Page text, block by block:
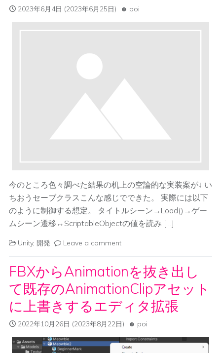
2023年6月4日 (2023年6月25日) poi
今のところ色々調べた結果の机上の空論的な実装案が↓ い
ちおうセーブクラスこんな感じでできた。 実際には以下
のように制御する想定。 タイトルシーン→Load()→ゲー
ムシーン遷移↔ScriptableObjectの値を読み […]
Unity, 開発 Leave a comment
FBXからAnimationを抜き出し
て既存のAnimationClipアセット
に上書きするエディタ拡張
2022年10月26日 (2023年8月22日) poi